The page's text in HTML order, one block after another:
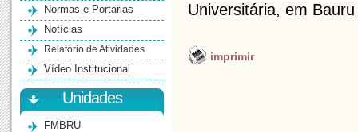
Normas e Portarias
Notícias
Relatório de Atividades
Vídeo Institucional
Unidades
FMBRU
Universitária, em
imprimir